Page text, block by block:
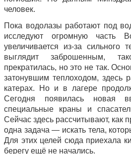
человек.
Пока водолазы работают под
исследуют огромную часть
увеличивается из-за сильного
выглядит заброшенным,
прекратилась, но это не так.
затонувшим теплоходом, здесь
катерах. Но и в лагере
Сегодня появилась новая
специальные краны и
Сейчас здесь рассчитывают,
одна задача — искать тела,
Для этих целей сюда приехала
берегу ещё не начались.